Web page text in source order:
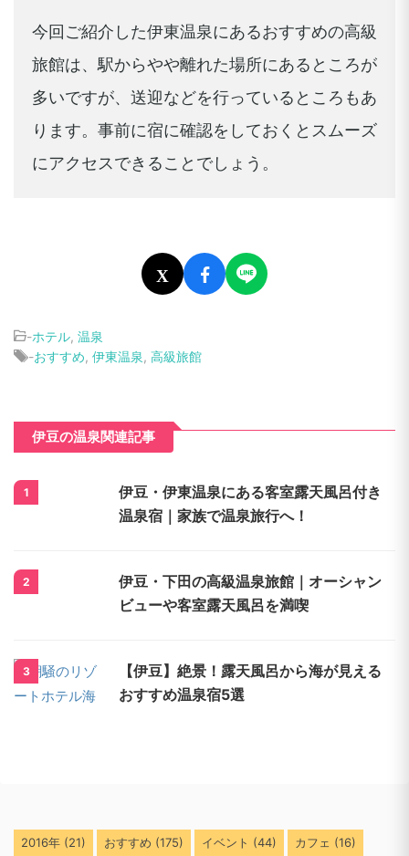
今回ご紹介した伊東温泉にあるおすすめの高級
旅館は、駅からやや離れた場所にあるところが
多いですが、送迎などを行っているところもあ
ります。事前に宿に確認をしておくとスムーズ
にアクセスできることでしょう。
X
-ホテル, 温泉
-おすすめ, 伊東温泉 , 高級旅館
伊豆の温泉関連記事
1
伊豆・伊東温泉にある客室露天風呂付き
温泉宿｜家族で温泉旅行へ！
2
伊豆・下田の高級温泉旅館｜オーシャン
ビューや客室露天風呂を満喫
3
【伊豆】絶景！露天風呂から海が見える
おすすめ温泉宿5選
2016年 (21) おすすめ (175) イベント (44) カフェ (16)